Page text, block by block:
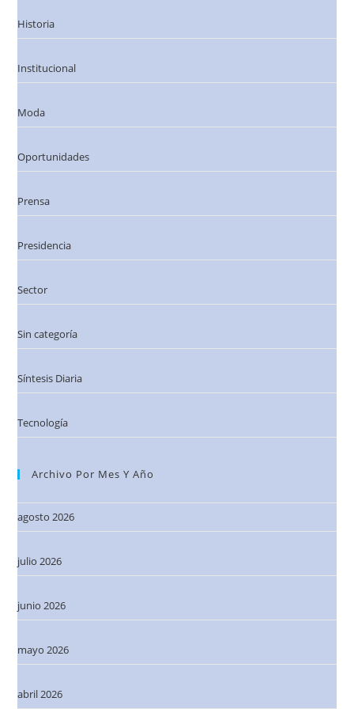
Historia
Institucional
Moda
Oportunidades
Prensa
Presidencia
Sector
Sin categoría
Síntesis Diaria
Tecnología
Archivo Por Mes Y Año
agosto 2026
julio 2026
junio 2026
mayo 2026
abril 2026